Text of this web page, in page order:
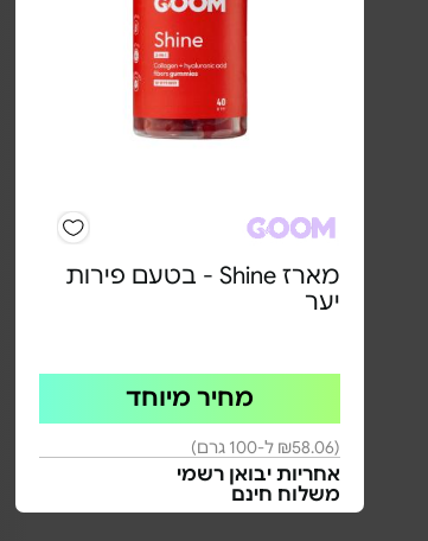
מארז Shine - בטעם פירות
יער
מחיר מיוחד
(₪58.06 ל-100 גרם)
אחריות יבואן רשמי
משלוח חינם